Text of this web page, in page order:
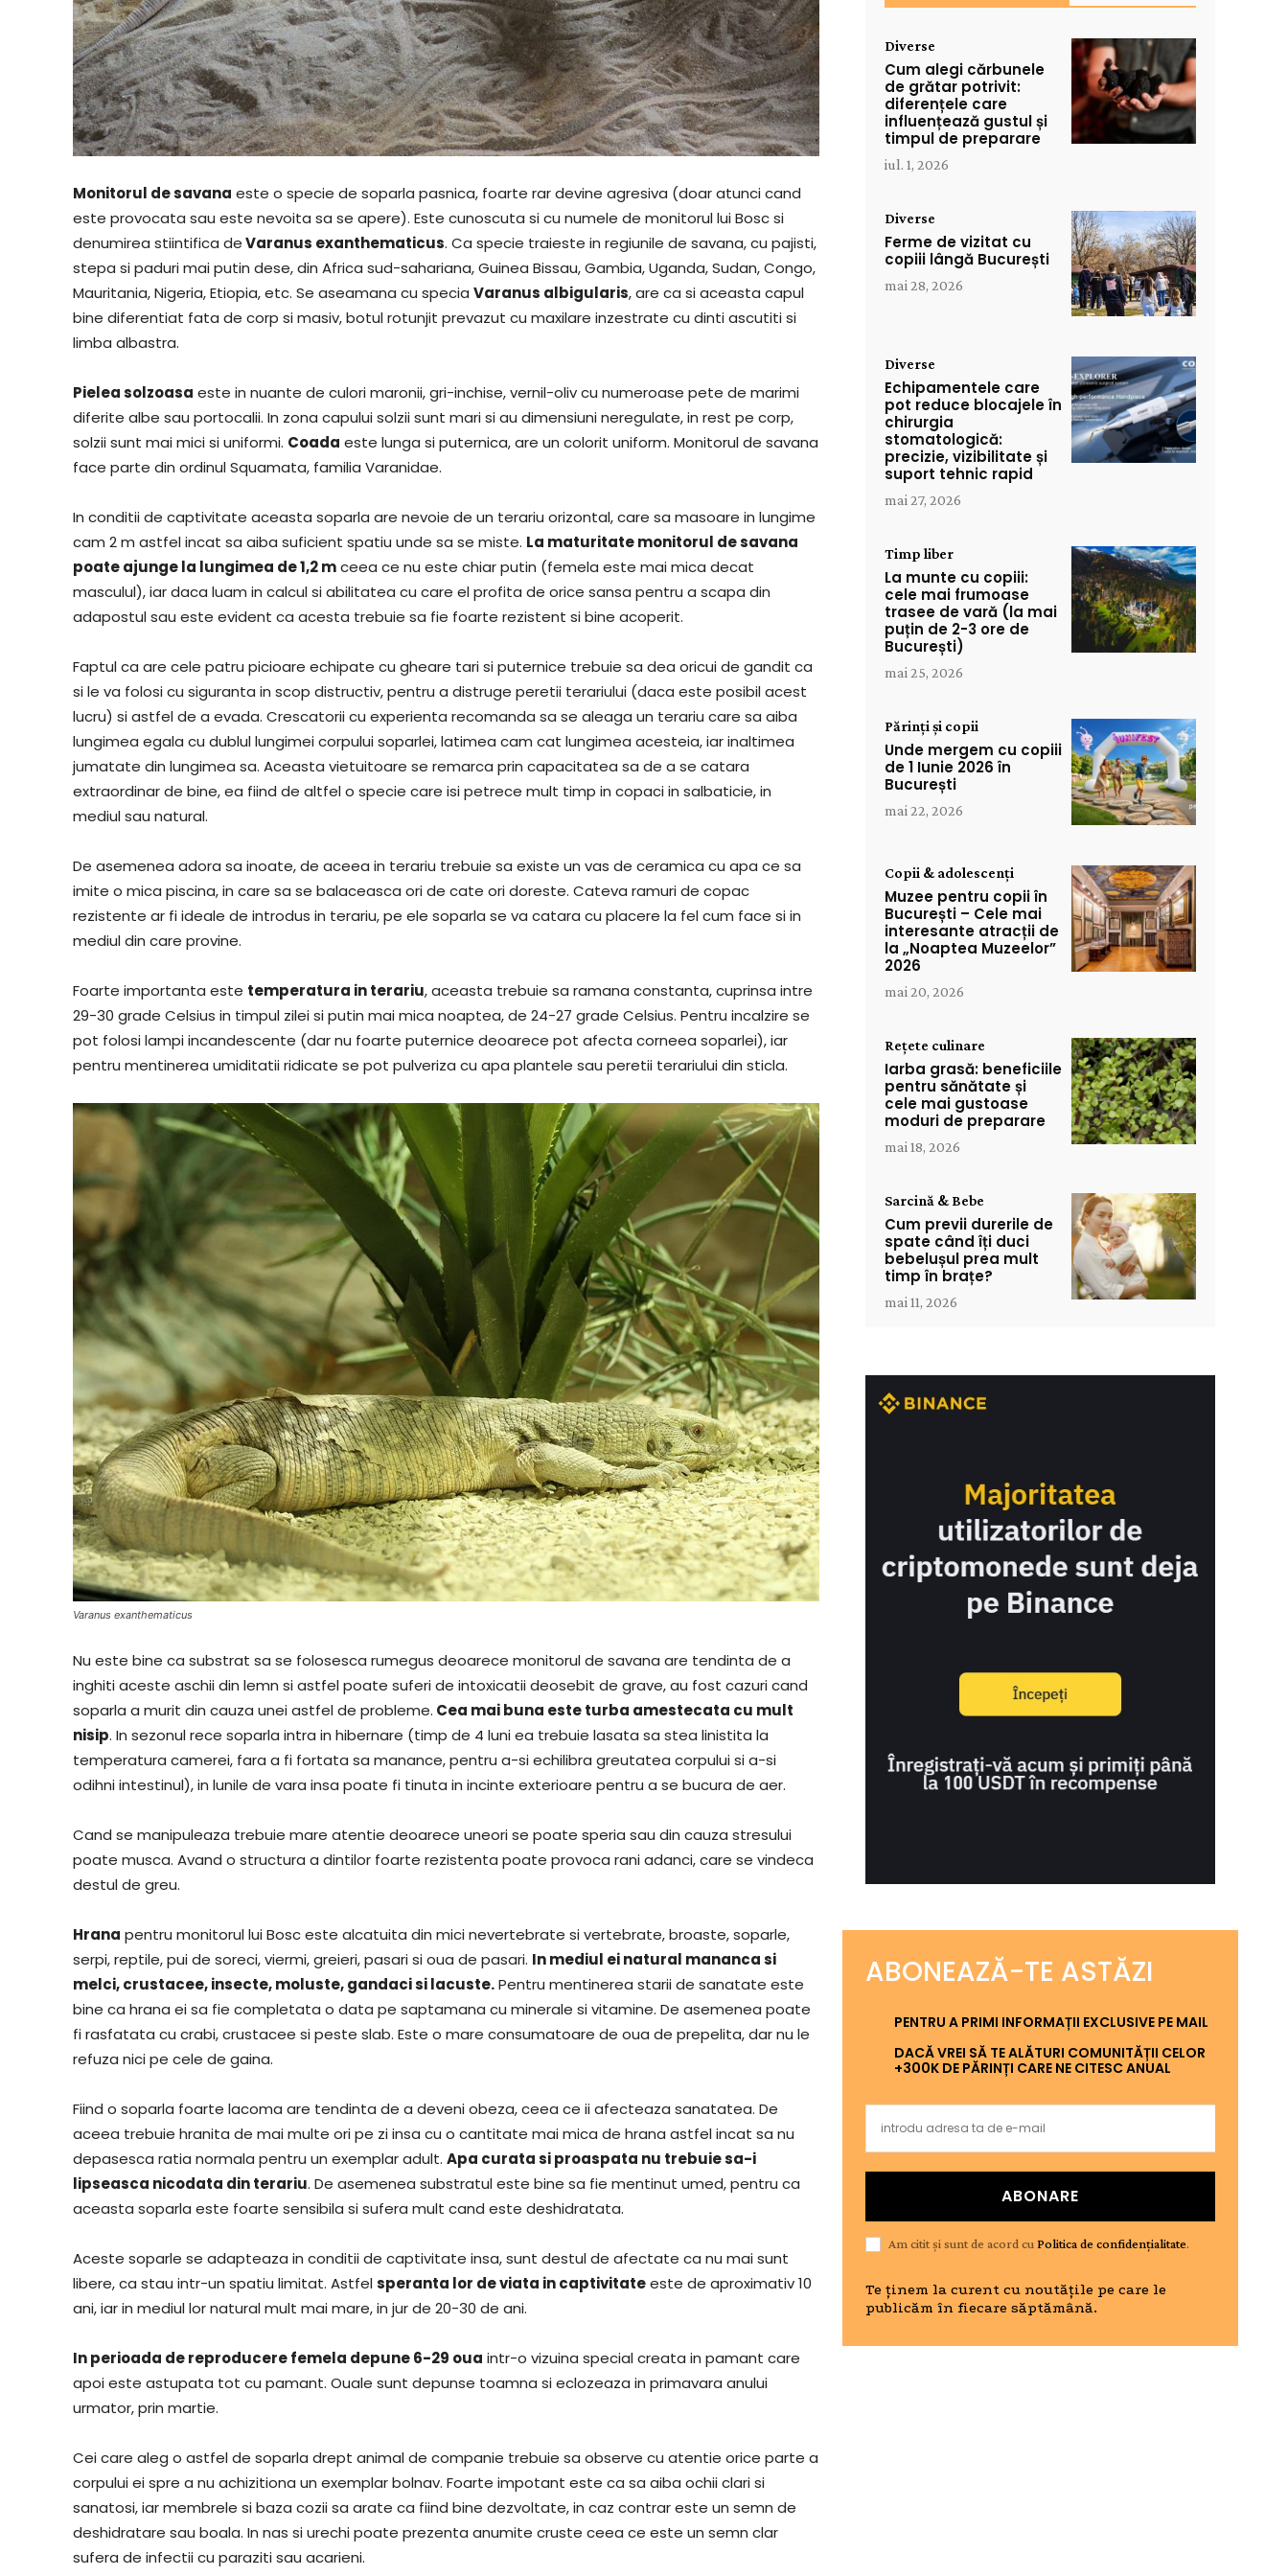
Monitorul de savana este o specie de soparla pasnica, foarte rar devine agresiva (doar atunci cand
este provocata sau este nevoita sa se apere). Este cunoscuta si cu numele de monitorul lui Bosc si
denumirea stiintifica deVaranus exanthematicus. Ca specie traieste in regiunile de savana, cu pajisti,
stepa si paduri mai putin dese, din Africa sud-sahariana, Guinea Bissau, Gambia, Uganda, Sudan, Congo,
Mauritania, Nigeria, Etiopia, etc. Se aseamana cu specia Varanus albigularis, are ca si aceasta capul
bine diferentiat fata de corp si masiv, botul rotunjit prevazut cu maxilare inzestrate cu dinti ascutiti si
limba albastra.
Pielea solzoasa este in nuante de culori maronii, gri-inchise, vernil-oliv cu numeroase pete de marimi
diferite albe sau portocalii. In zona capului solzii sunt mari si au dimensiuni neregulate, in rest pe corp,
solzii sunt mai mici si uniformi. Coada este lunga si puternica, are un colorit uniform. Monitorul de savana
face parte din ordinul Squamata, familia Varanidae.
In conditii de captivitate aceasta soparla are nevoie de un terariu orizontal, care sa masoare in lungime
cam 2 m astfel incat sa aiba suficient spatiu unde sa se miste. La maturitate monitorul de savana
poate ajunge la lungimea de 1,2 mceea ce nu este chiar putin (femela este mai mica decat
masculul), iar daca luam in calcul si abilitatea cu care el profita de orice sansa pentru a scapa din
adapostul sau este evident ca acesta trebuie sa fie foarte rezistent si bine acoperit.
Faptul ca are cele patru picioare echipate cu gheare tari si puternice trebuie sa dea oricui de gandit ca
si le va folosi cu siguranta in scop distructiv, pentru a distruge peretii terariului (daca este posibil acest
lucru) si astfel de a evada. Crescatorii cu experienta recomanda sa se aleaga un terariu care sa aiba
lungimea egala cu dublul lungimei corpului soparlei, latimea cam cat lungimea acesteia, iar inaltimea
jumatate din lungimea sa. Aceasta vietuitoare se remarca prin capacitatea sa de a se catara
extraordinar de bine, ea fiind de altfel o specie care isi petrece mult timp in copaci in salbaticie, in
mediul sau natural.
De asemenea adora sa inoate, de aceea in terariu trebuie sa existe un vas de ceramica cu apa ce sa
imite o mica piscina, in care sa se balaceasca ori de cate ori doreste. Cateva ramuri de copac
rezistente ar fi ideale de introdus in terariu, pe ele soparla se va catara cu placere la fel cum face si in
mediul din care provine.
Foarte importanta este temperatura in terariu, aceasta trebuie sa ramana constanta, cuprinsa intre
29-30 grade Celsius in timpul zilei si putin mai mica noaptea, de 24-27 grade Celsius. Pentru incalzire se
pot folosi lampi incandescente (dar nu foarte puternice deoarece pot afecta corneea soparlei), iar
pentru mentinerea umiditatii ridicate se pot pulveriza cu apa plantele sau peretii terariului din sticla.
Varanus exanthematicus
Nu este bine ca substrat sa se folosesca rumegus deoarece monitorul de savana are tendinta de a
inghiti aceste aschii din lemn si astfel poate suferi de intoxicatii deosebit de grave, au fost cazuri cand
soparla a murit din cauza unei astfel de probleme. Cea mai buna este turba amestecata cu mult
nisip. In sezonul rece soparla intra in hibernare (timp de 4 luni ea trebuie lasata sa stea linistita la
temperatura camerei, fara a fi fortata sa manance, pentru a-si echilibra greutatea corpului si a-si
odihni intestinul), in lunile de vara insa poate fi tinuta in incinte exterioare pentru a se bucura de aer.
Cand se manipuleaza trebuie mare atentie deoarece uneori se poate speria sau din cauza stresului
poate musca. Avand o structura a dintilor foarte rezistenta poate provoca rani adanci, care se vindeca
destul de greu.
Hrana pentru monitorul lui Bosc este alcatuita din mici nevertebrate si vertebrate, broaste, soparle,
serpi, reptile, pui de soreci, viermi, greieri, pasari si oua de pasari. In mediul ei natural mananca si
melci, crustacee, insecte, moluste, gandaci si lacuste.Pentru mentinerea starii de sanatate este
bine ca hrana ei sa fie completata o data pe saptamana cu minerale si vitamine. De asemenea poate
fi rasfatata cu crabi, crustacee si peste slab. Este o mare consumatoare de oua de prepelita, dar nu le
refuza nici pe cele de gaina.
Fiind o soparla foarte lacoma are tendinta de a deveni obeza, ceea ce ii afecteaza sanatatea. De
aceea trebuie hranita de mai multe ori pe zi insa cu o cantitate mai mica de hrana astfel incat sa nu
depasesca ratia normala pentru un exemplar adult. Apa curata si proaspata nu trebuie sa-i
lipseasca nicodata din terariu. De asemenea substratul este bine sa fie mentinut umed, pentru ca
aceasta soparla este foarte sensibila si sufera mult cand este deshidratata.
Aceste soparle se adapteaza in conditii de captivitate insa, sunt destul de afectate ca nu mai sunt
libere, ca stau intr-un spatiu limitat. Astfelsperanta lor de viata in captivitateeste de aproximativ 10
ani, iar in mediul lor natural mult mai mare, in jur de 20-30 de ani.
In perioada de reproducere femela depune 6-29 oua intr-o vizuina special creata in pamant care
apoi este astupata tot cu pamant. Ouale sunt depunse toamna si eclozeaza in primavara anului
urmator, prin martie.
Cei care aleg o astfel de soparla drept animal de companie trebuie sa observe cu atentie orice parte a
corpului ei spre a nu achizitiona un exemplar bolnav. Foarte impotant este ca sa aiba ochii clari si
sanatosi, iar membrele si baza cozii sa arate ca fiind bine dezvoltate, in caz contrar este un semn de
deshidratare sau boala. In nas si urechi poate prezenta anumite cruste ceea ce este un semn clar
sufera de infectii cu paraziti sau acarieni.
Diverse
Cum alegi cărbunele
de grătar potrivit:
diferențele care
influențează gustul și
timpul de preparare
iul. 1, 2026
Diverse
Ferme de vizitat cu
copiii lângă București
mai 28, 2026
Diverse
Echipamentele care
pot reduce blocajele în
chirurgia
stomatologică:
precizie, vizibilitate și
suport tehnic rapid
mai 27, 2026
Timp liber
La munte cu copiii:
cele mai frumoase
trasee de vară (la mai
puțin de 2-3 ore de
București)
mai 25, 2026
Părinți și copii
Unde mergem cu copiii
de 1 Iunie 2026 în
București
mai 22, 2026
Copii & adolescenți
Muzee pentru copii în
București – Cele mai
interesante atracții de
la „Noaptea Muzeelor”
2026
mai 20, 2026
Rețete culinare
Iarba grasă: beneficiile
pentru sănătate și
cele mai gustoase
moduri de preparare
mai 18, 2026
Sarcină & Bebe
Cum previi durerile de
spate când îți duci
bebelușul prea mult
timp în brațe?
mai 11, 2026
ABONEAZĂ-TE ASTĂZI
PENTRU A PRIMI INFORMAȚII EXCLUSIVE PE MAIL
DACĂ VREI SĂ TE ALĂTURI COMUNITĂȚII CELOR
+300K DE PĂRINȚI CARE NE CITESC ANUAL
ABONARE
Am citit și sunt de acord cuPolitica de confidențialitate.
Te ținem la curent cu noutățile pe care le
publicăm în fiecare săptămână.